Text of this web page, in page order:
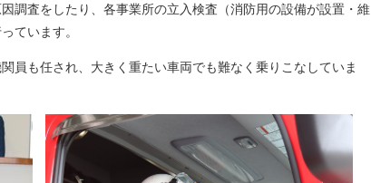
調査をしたり、各事業所の立入検査（消防用の設備が設置・維
ています。
員も任され、大きく重たい車両でも難なく乗りこなしていま